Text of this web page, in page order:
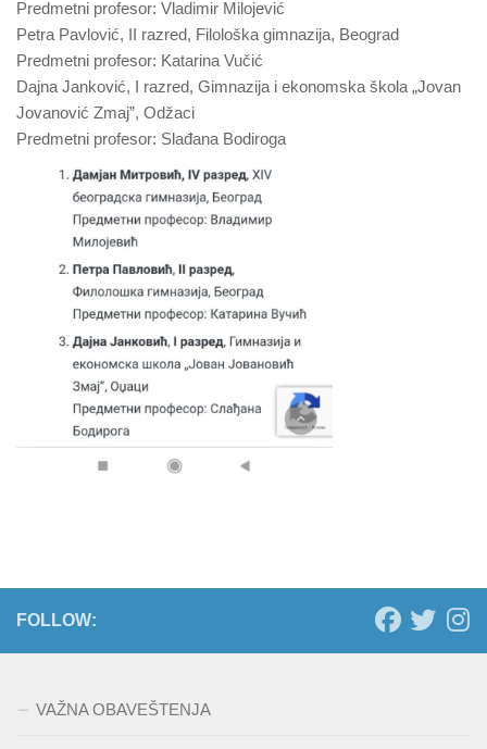
Predmetni profesor: Vladimir Milojević
Petra Pavlović, II razred, Filološka gimnazija, Beograd
Predmetni profesor: Katarina Vučić
Dajna Janković, I razred, Gimnazija i ekonomska škola „Jovan
Jovanović Zmaj”, Odžaci
Predmetni profesor: Slađana Bodiroga
FOLLOW:
VAŽNA OBAVEŠTENJA